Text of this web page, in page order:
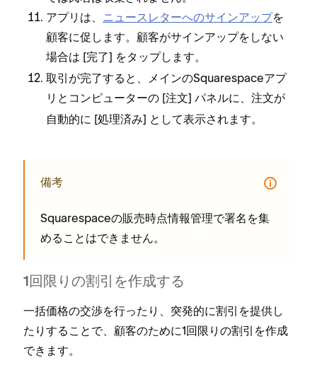
アプリは⁠、 ニ⁠ュ⁠ースレタ⁠ーへのサインア⁠ップを
顧客に促します⁠。顧客がサインア⁠ップをしない
場合は [⁠完了 ⁠] をタ⁠ップします⁠。
取引が完了すると⁠、メインのSquarespaceアプ
リとコンピ⁠ュ⁠ータ⁠ーの [⁠注文⁠] パネルに⁠、注文が
自動的に [⁠処理済み⁠] として表示されます⁠。
備考
Squarespaceの販売時点情報管理で署名を集
めることはできません⁠。
1回限りの割引を作成する
一括価格の交渉を行⁠ったり⁠、突発的に割引を提供し
たりすることで⁠、顧客のために1回限りの割引を作成
できます⁠。